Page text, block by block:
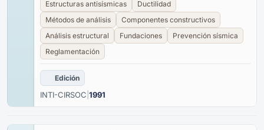
Estructuras antisísmicas
Ductilidad
Métodos de análisis
Componentes constructivos
Análisis estructural
Fundaciones
Prevención sísmica
Reglamentación
Edición
INTI-CIRSOC 1991